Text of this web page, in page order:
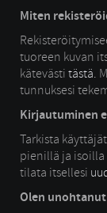
Miten
tuoreen kuvan
kätevästi tästä.
tunnuksesi
Kirjautuminen
Tarkista
pienillä ja isoilla
tilata itsellesi
Olen